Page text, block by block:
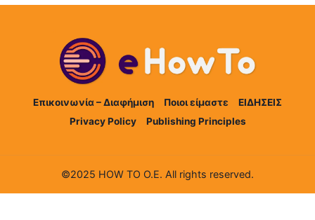
Επικοινωνία – Διαφήμιση Ποιοι είμαστε
ΕΙΔΗΣΕΙΣ
Privacy Policy
Publishing Principles
©2025 HOW TO Ο.Ε. All rights reserved.